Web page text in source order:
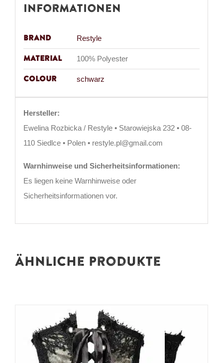
Informationen
Brand Restyle
Material 100% Polyester
Colour schwarz
Hersteller:
Ewelina Rozbicka / Restyle • Starowiejska 232 • 08-
110 Siedlce • Polen • restyle.pl@gmail.com
Warnhinweise und Sicherheitsinformationen:
Es liegen keine Warnhinweise oder
Sicherheitsinformationen vor.
Ähnliche Produkte